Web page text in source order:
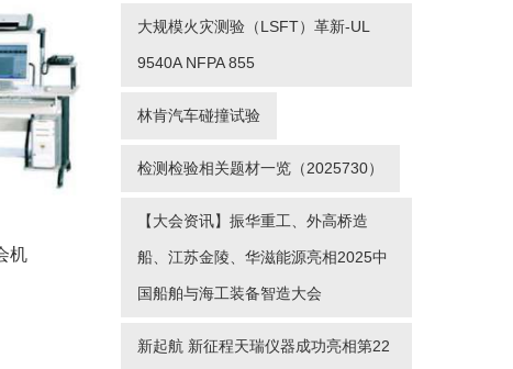
机
大规模火灾测验（LSFT）革新-UL
9540A NFPA 855
林肯汽车碰撞试验
检测检验相关题材一览（2025730）
【大会资讯】振华重工、外高桥造
船、江苏金陵、华滋能源亮相2025中
国船舶与海工装备智造大会
新起航 新征程天瑞仪器成功亮相第22